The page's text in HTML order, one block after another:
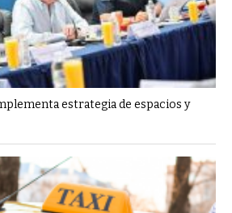
estrategia de espacios y